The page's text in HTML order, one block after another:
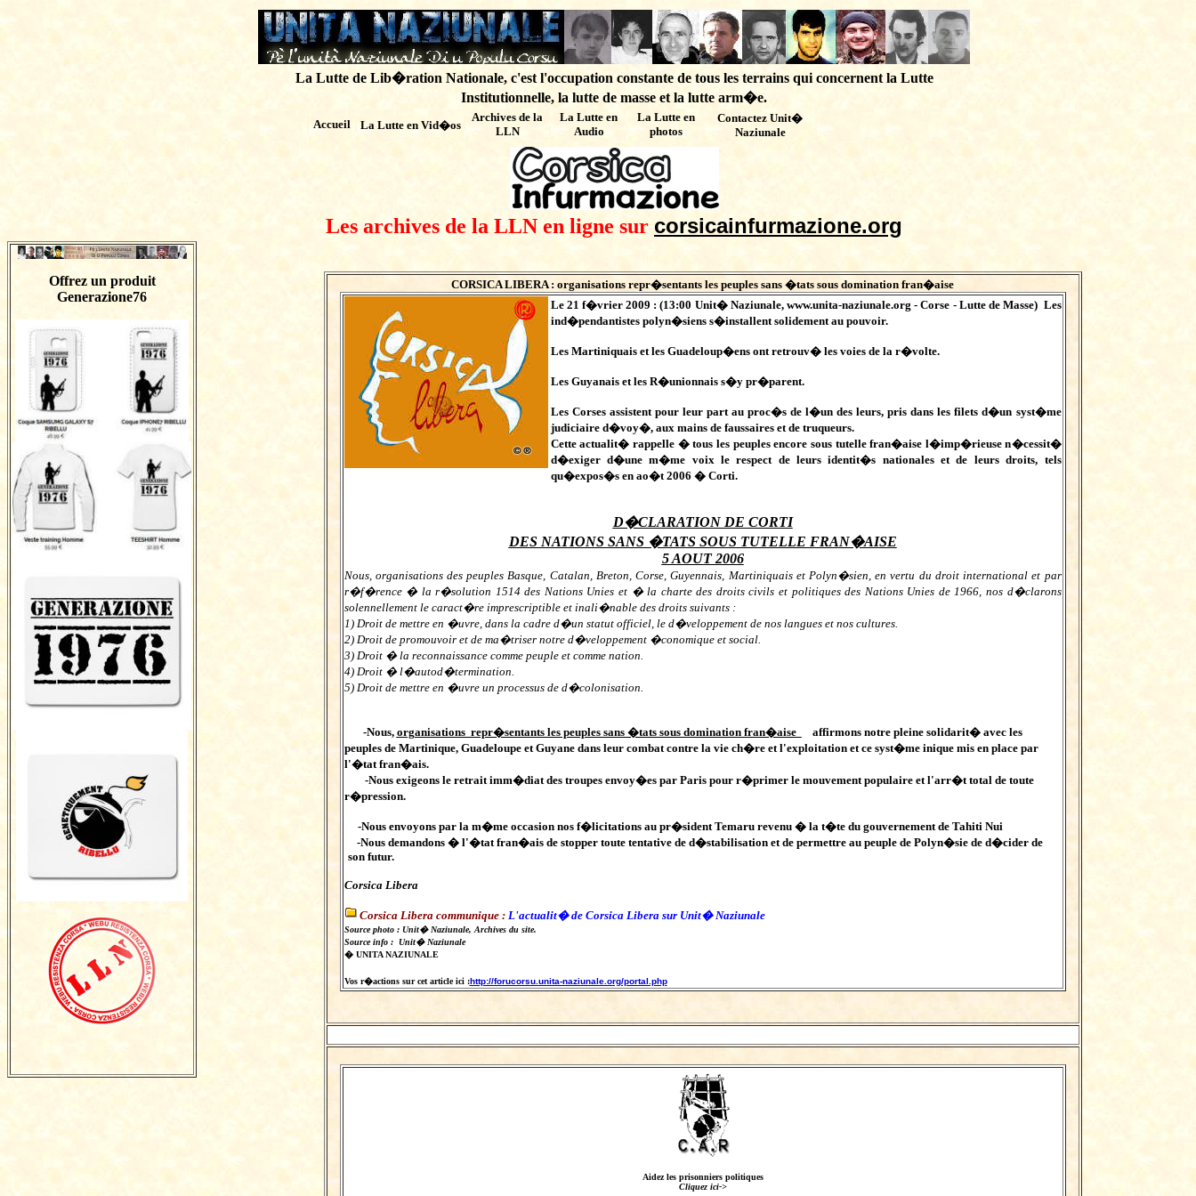
La Lutte de Lib�ration Nationale, c'est l'occupation constante de tous les terrains qui concernent la Lutte
Institutionnelle, la lutte de masse et la lutte arm�e.
Accueil La Lutte en Vid�os
Archives de la
LLN
La Lutte en
Audio
La Lutte en
photos
Contactez Unit�
Naziunale
Les archives de la LLN en ligne sur corsicainfurmazione.org
Offrez un produit
Generazione76
CORSICA LIBERA : organisations repr�sentants les peuples sans �tats sous domination fran�aise
Le 21 f�vrier 2009 : (13:00 Unit� Naziunale, www.unita-naziunale.org - Corse - Lutte de Masse) Les
ind�pendantistes polyn�siens s�installent solidement au pouvoir.
Les Martiniquais et les Guadeloup�ens ont retrouv� les voies de la r�volte.
Les Guyanais et les R�unionnais s�y pr�parent.
Les Corses assistent pour leur part au proc�s de l�un des leurs, pris dans les filets d�un syst�me
judiciaire d�voy�, aux mains de faussaires et de truqueurs.
Cette actualit� rappelle � tous les peuples encore sous tutelle fran�aise l�imp�rieuse n�cessit�
d�exiger d�une m�me voix le respect de leurs identit�s nationales et de leurs droits, tels
qu�expos�s en ao�t 2006 � Corti.
D�CLARATION DE CORTI
DES NATIONS SANS �TATS SOUS TUTELLE FRAN�AISE
5 AOUT 2006
Nous, organisations des peuples Basque, Catalan, Breton, Corse, Guyennais, Martiniquais et Polyn�sien, en vertu du droit international et par
r�f�rence � la r�solution 1514 des Nations Unies et � la charte des droits civils et politiques des Nations Unies de 1966, nos d�clarons
solennellement le caract�re imprescriptible et inali�nable des droits suivants :
1) Droit de mettre en �uvre, dans la cadre d�un statut officiel, le d�veloppement de nos langues et nos cultures.
2) Droit de promouvoir et de ma�triser notre d�veloppement �conomique et social.
3) Droit � la reconnaissance comme peuple et comme nation.
4) Droit � l�autod�termination.
5) Droit de mettre en �uvre un processus de d�colonisation.
-Nous, organisations repr�sentants les peuples sans �tats sous domination fran�aise
affirmons notre pleine solidarit� avec les
peuples de Martinique, Guadeloupe et Guyane dans leur combat contre la vie ch�re et l'exploitation et ce syst�me inique mis en place par
l'�tat fran�ais.
-Nous exigeons le retrait imm�diat des troupes envoy�es par Paris pour r�primer le mouvement populaire et l'arr�t total de toute
r�pression.
-Nous envoyons par la m�me occasion nos f�licitations au pr�sident Temaru revenu � la t�te du gouvernement de Tahiti Nui
-Nous demandons � l'�tat fran�ais de stopper toute tentative de d�stabilisation et de permettre au peuple de Polyn�sie de d�cider de
son futur.
Corsica Libera
Corsica Libera communique : L'actualit� de Corsica Libera sur Unit� Naziunale
Source photo : Unit� Naziunale, Archives du site.
Source info : Unit� Naziunale
� UNITA NAZIUNALE
Vos r�actions sur cet article ici :http://forucorsu.unita-naziunale.org/portal.php
Aidez les prisonniers politiques
Cliquez ici->